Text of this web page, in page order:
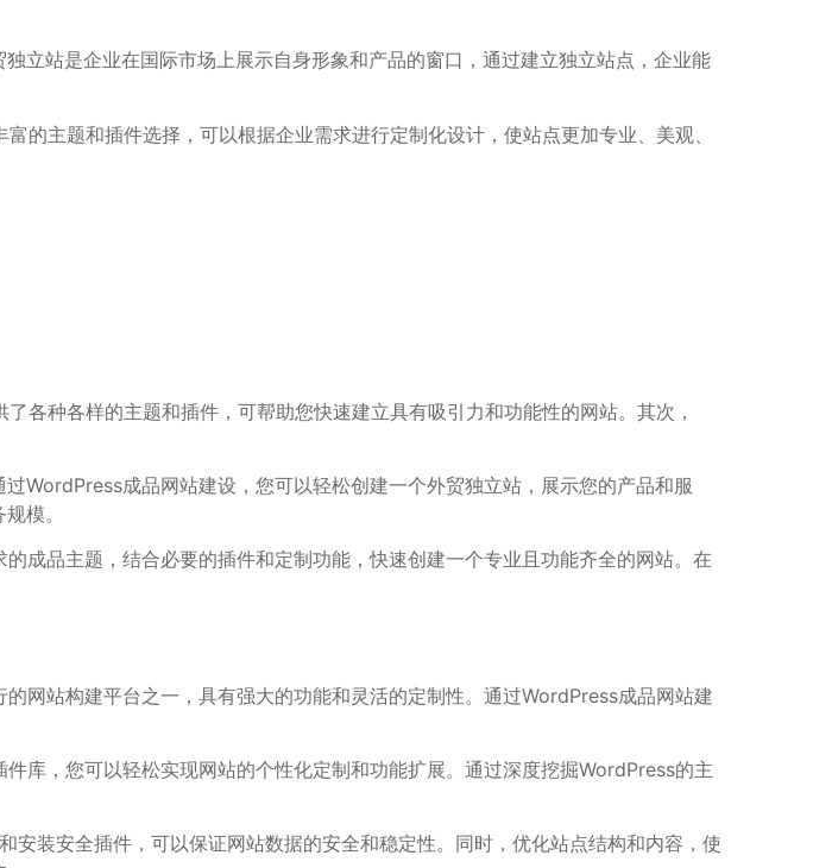
立站是企业在国际市场上展示自身形象和产品的窗口，通过建立独立站点，企业能
的主题和插件选择，可以根据企业需求进行定制化设计，使站点更加专业、美观、
各种各样的主题和插件，可帮助您快速建立具有吸引力和功能性的网站。其次，
WordPress成品网站建设，您可以轻松创建一个外贸独立站，展示您的产品和服
模。
成品主题，结合必要的插件和定制功能，快速创建一个专业且功能齐全的网站。在
网站构建平台之一，具有强大的功能和灵活的定制性。通过WordPress成品网站建
库，您可以轻松实现网站的个性化定制和功能扩展。通过深度挖掘WordPress的主
装安全插件，可以保证网站数据的安全和稳定性。同时，优化站点结构和内容，使